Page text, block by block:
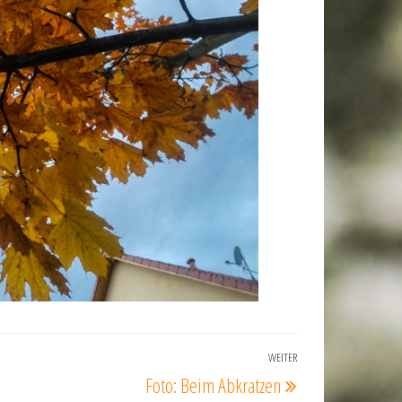
Nächster
WEITER
Foto: Beim Abkratzen